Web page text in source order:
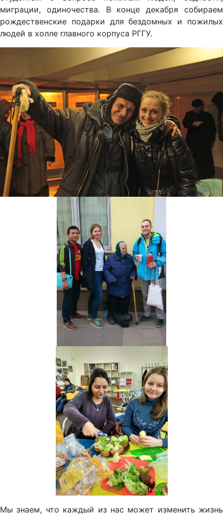
миграции, одиночества. В конце декабря собираем
рождественские подарки для бездомных и пожилых
людей в холле главного корпуса РГГУ.
Мы знаем, что каждый из нас может изменить жизнь